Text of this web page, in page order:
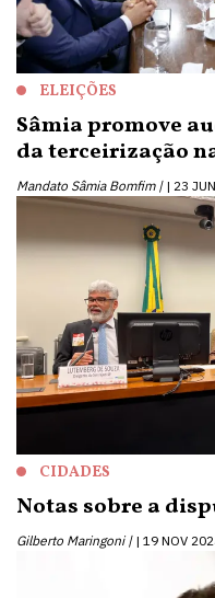
ELEIÇÕES
Sâmia promove
da terceirização
Mandato Sâmia Bomfim | 23
CIDADES
Notas sobre a
Gilberto Maringoni | 19 NOV